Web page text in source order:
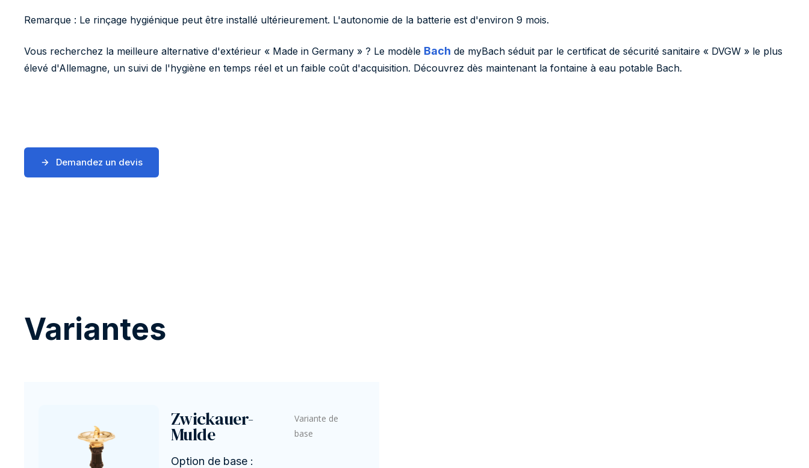
Remarque : Le rinçage hygiénique peut être installé ultérieurement. L'autonomie de la batterie est d'environ 9 mois.
Vous recherchez la meilleure alternative d'extérieur « Made in Germany » ? Le modèle Bach de myBach séduit par le certificat de sécurité sanitaire « DVGW » le plus
élevé d'Allemagne, un suivi de l'hygiène en temps réel et un faible coût d'acquisition. Découvrez dès maintenant la fontaine à eau potable Bach.
Demandez un devis
Variantes
Zwickauer-
Mulde
Variante de
base
Option de base :